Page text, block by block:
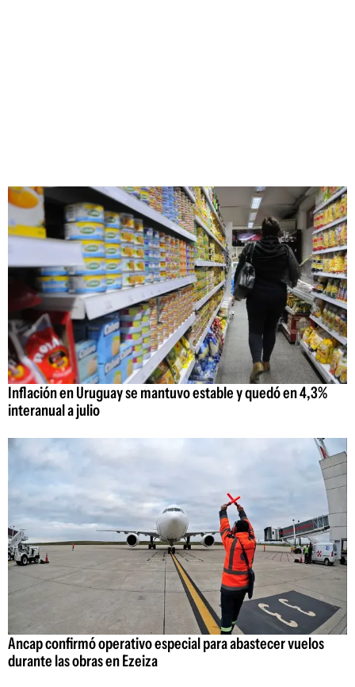
Inflación en Uruguay se mantuvo estable y quedó en 4,3%
interanual a julio
Ancap confirmó operativo especial para abastecer vuelos
durante las obras en Ezeiza